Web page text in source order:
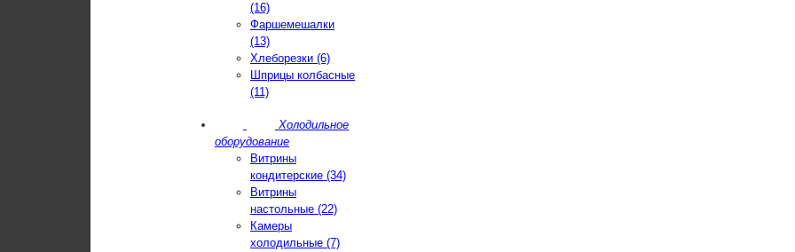
(16)
Фаршемешалки
(13)
Хлеборезки (6)
Шприцы колбасные
(11)
Холодильное
оборудование
Витрины
кондитерские (34)
Витрины
настольные (22)
Камеры
холодильные (7)